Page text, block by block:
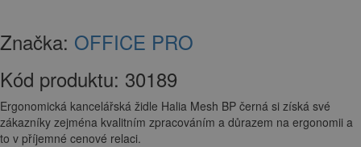
Značka: OFFICE PRO
Kód produktu: 30189
Ergonomická kancelářská židle Halia Mesh BP černá si získá své
zákazníky zejména kvalitním zpracováním a důrazem na ergonomii a
to v příjemné cenové relaci.